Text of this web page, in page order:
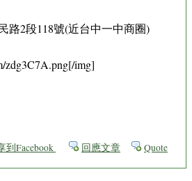
路2段118號(近台中一中商圈)
zdg3C7A.png[/img]
到Facebook 回應文章 Quote